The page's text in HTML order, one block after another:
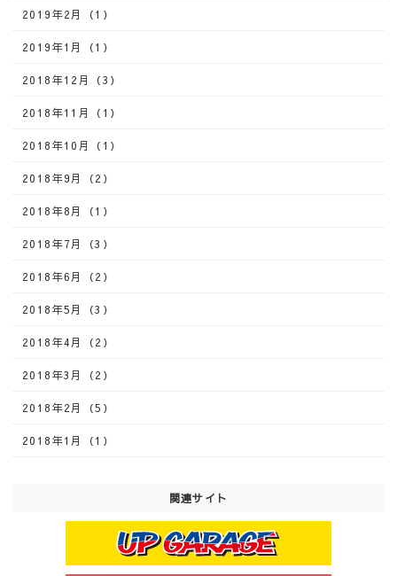
2019年2月（1）
2019年1月（1）
2018年12月（3）
2018年11月（1）
2018年10月（1）
2018年9月（2）
2018年8月（1）
2018年7月（3）
2018年6月（2）
2018年5月（3）
2018年4月（2）
2018年3月（2）
2018年2月（5）
2018年1月（1）
関連サイト